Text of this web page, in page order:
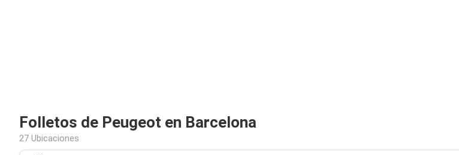
Folletos de Peugeot en Barcelona
27 Ubicaciones